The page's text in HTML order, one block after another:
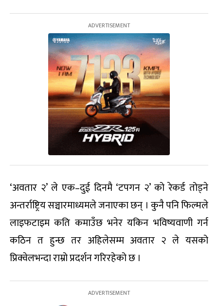
‘अवतार २’ ले एक–दुई दिनमै ‘टपगन २’ को रेकर्ड तोड्ने
अन्तर्राष्ट्रिय सञ्चारमाध्यमले जनाएका छन् । कुनै पनि फिल्मले
लाइफटाइम कति कमाउँछ भनेर यकिन भविष्यवाणी गर्न
कठिन त हुन्छ तर अहिलेसम्म अवतार २ ले यसको
प्रिक्वेलभन्दा राम्रो प्रदर्शन गरिरहेको छ ।